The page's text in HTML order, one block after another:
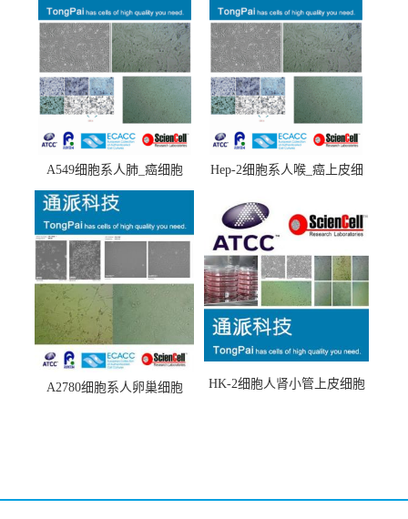
A549细胞系人肺_癌细胞
(A549细胞)
Hep-2细胞系人喉_癌上皮细
A2780细胞系人卵巢细胞
HK-2细胞人肾小管上皮细胞